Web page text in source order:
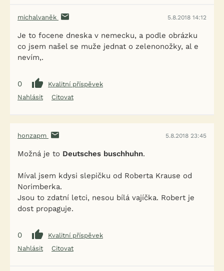
michalvaněk 5.8.2018 14:12
Je to focene dneska v nemecku, a podle obrázku
co jsem našel se muže jednat o zelenonožky, al e
nevím,.
0
Kvalitní příspěvek
Nahlásit
Citovat
honzapm 5.8.2018 23:45
Možná je to Deutsches buschhuhn.
Míval jsem kdysi slepičku od Roberta Krause od
Norimberka.
Jsou to zdatní letci, nesou bílá vajíčka. Robert je
dost propaguje.
0
Kvalitní příspěvek
Nahlásit
Citovat